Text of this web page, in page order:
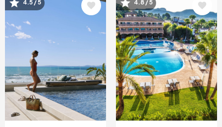
Immagine
4.5 / 5 Immagine
4.8 / 5